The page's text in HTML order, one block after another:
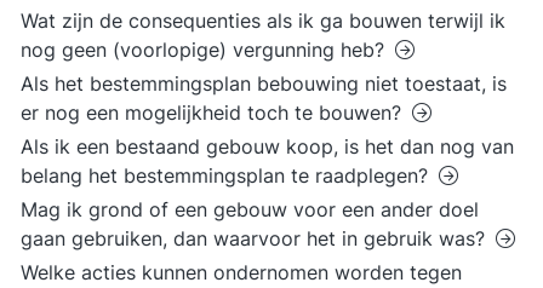
Wat zijn de consequenties als ik ga bouwen terwijl ik
nog geen (voorlopige) vergunning heb?
Als het bestemmingsplan bebouwing niet toestaat, is
er nog een mogelijkheid toch te bouwen?
Als ik een bestaand gebouw koop, is het dan nog van
belang het bestemmingsplan te raadplegen?
Mag ik grond of een gebouw voor een ander doel
gaan gebruiken, dan waarvoor het in gebruik was?
Welke acties kunnen ondernomen worden tegen